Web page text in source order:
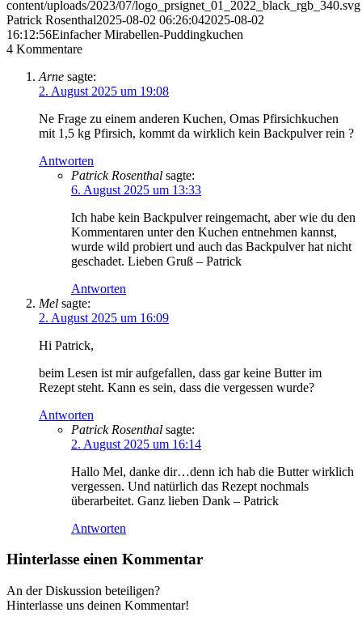
content/uploads/2023/07/logo_prsignet_01_2022_black_rgb_340.svg
Patrick Rosenthal2025-08-02 06:26:042025-08-02
16:12:56Einfacher Mirabellen-Puddingkuchen
4 Kommentare
Arne sagte:
2. August 2025 um 19:08
Ne Frage zu einem anderen Kuchen, Omas Pfirsichkuchen
mit 1,5 kg Pfirsich, kommt da wirklich kein Backpulver rein ?
Antworten
Patrick Rosenthal sagte:
6. August 2025 um 13:33
Ich habe kein Backpulver reingemacht, aber wie du den
Kommentaren unter den Kuchen entnehmen kannst,
wurde wild probiert und auch das Backpulver hat nicht
geschadet. Lieben Gruß – Patrick
Antworten
Mel sagte:
2. August 2025 um 16:09
Hi Patrick,
beim Lesen ist mir aufgefallen, dass gar keine Butter im
Rezept steht. Kann es sein, dass die vergessen wurde?
Antworten
Patrick Rosenthal sagte:
2. August 2025 um 16:14
Hallo Mel, danke dir…denn ich hab die Butter wirklich
vergessen. Und natürlich das Rezept nochmals
überarbeitet. Ganz lieben Dank – Patrick
Antworten
Hinterlasse einen Kommentar
An der Diskussion beteiligen?
Hinterlasse uns deinen Kommentar!